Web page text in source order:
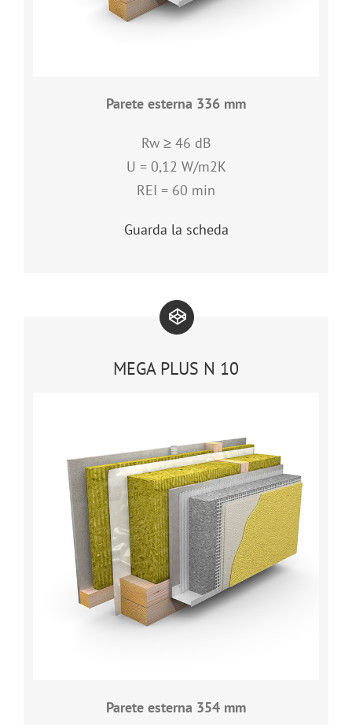
Parete esterna 336 mm
Rw ≥ 46 dB
U = 0,12 W/m2K
REI = 60 min
Guarda la scheda
MEGA PLUS N 10
Parete esterna 354 mm